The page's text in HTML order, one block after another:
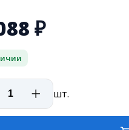
₽
шт.